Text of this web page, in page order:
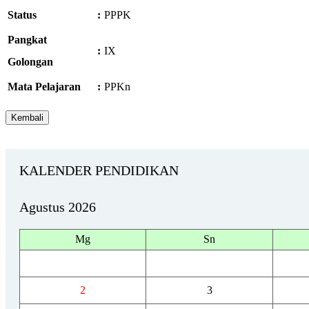
Status : PPPK
Pangkat
Golongan
: IX
Mata Pelajaran : PPKn
KALENDER PENDIDIKAN
Agustus 2026
Mg Sn
2 3